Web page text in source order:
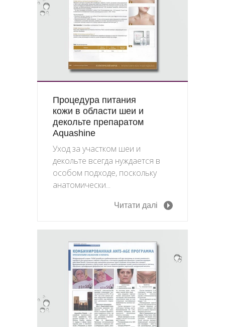
Процедура питания
кожи в области шеи и
декольте препаратом
Aquashine
Уход за участком шеи и
декольте всегда нуждается в
особом подходе, поскольку
анатомически...
Читати далі